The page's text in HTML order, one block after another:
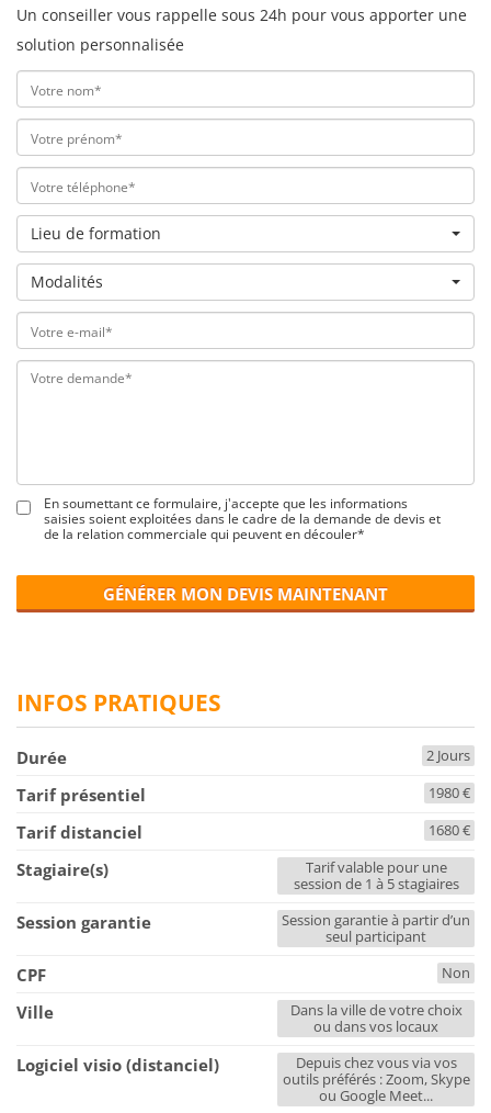
Un conseiller vous rappelle sous 24h pour vous apporter une
solution personnalisée
Lieu de formation
Modalités
En soumettant ce formulaire, j'accepte que les informations
saisies soient exploitées dans le cadre de la demande de devis et
de la relation commerciale qui peuvent en découler*
GÉNÉRER MON DEVIS MAINTENANT
INFOS PRATIQUES
Durée 2 Jours
Tarif présentiel 1980 €
Tarif distanciel 1680 €
Stagiaire(s)
Tarif valable pour une
session de 1 à 5 stagiaires
Session garantie
Session garantie à partir d’un
seul participant
CPF Non
Ville
Dans la ville de votre choix
ou dans vos locaux
Logiciel visio (distanciel)
Depuis chez vous via vos
outils préférés : Zoom, Skype
ou Google Meet...